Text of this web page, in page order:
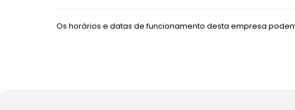
Os horários e datas de funcionamento desta empresa